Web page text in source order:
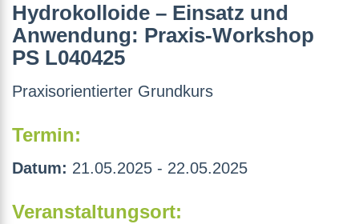
Hydrokolloide – Einsatz und
Anwendung: Praxis-Workshop
PS L040425
Praxisorientierter Grundkurs
Termin:
Datum: 21.05.2025 - 22.05.2025
Veranstaltungsort: